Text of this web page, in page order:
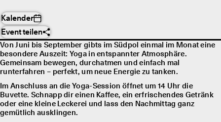
Kalender
Event teilen
Von Juni bis September gibts im Südpol einmal im Monat eine
besondere Auszeit: Yoga in entspannter Atmosphäre.
Gemeinsam bewegen, durchatmen und einfach mal
runterfahren – perfekt, um neue Energie zu tanken.
Im Anschluss an die Yoga-Session öffnet um 14 Uhr die
Buvette. Schnapp dir einen Kaffee, ein erfrischendes Getränk
oder eine kleine Leckerei und lass den Nachmittag ganz
gemütlich ausklingen.